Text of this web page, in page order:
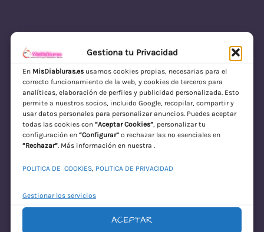
Gestiona tu Privacidad
En MisDiabluras.esusamos cookies propias, necesarias para el
correcto funcionamiento de la web, y cookies de terceros para
analíticas, elaboración de perfiles y publicidad personalizada. Esto
permite a nuestros socios, incluido Google, recopilar, compartir y
usar datos personales para personalizar anuncios. Puedes aceptar
todas las cookies con “Aceptar Cookies”, personalizar tu
configuración en “Configurar”o rechazar las no esenciales en
“Rechazar”. Más información en nuestra .
POLITICA DE COOKIES, POLITICA DE PRIVACIDAD
Gestionar los servicios
ACEPTAR
MisDiabluras | Sexshop Online con Envío
Discreto en España
Acceder